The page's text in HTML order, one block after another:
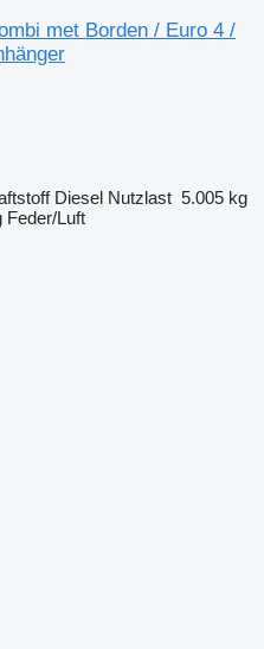
met Borden / Euro 4 /
Diesel Nutzlast 5.005 kg
Feder/Luft